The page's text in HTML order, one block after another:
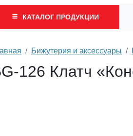
КАТАЛОГ ПРОДУКЦИИ
Бижутерия и аксессуары
126 Клатч